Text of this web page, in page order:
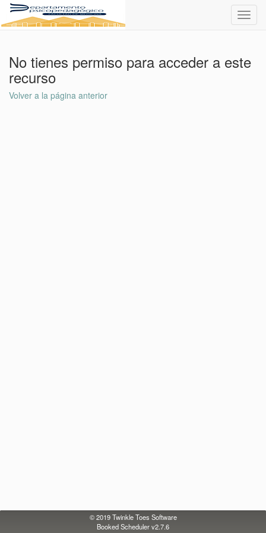
No tienes permiso para acceder a este
recurso
Volver a la página anterior
© 2019Twinkle Toes Software
Booked Scheduler v2.7.6